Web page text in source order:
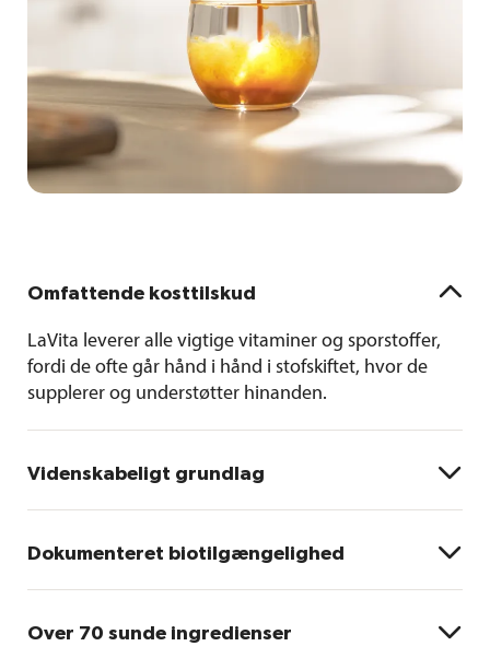
Omfattende kosttilskud 
LaVita leverer alle vigtige vitaminer og sporstoffer,
fordi de ofte går hånd i hånd i stofskiftet, hvor de
supplerer og understøtter hinanden.
Videnskabeligt grundlag 
velafbalanceret og baseret på anbefalinger inden for
for ubalance.
Dokumenteret biotilgængelighed 
Vitaminerne og sporstofferne i LaVita når ud til
Over 70 sunde ingredienser 